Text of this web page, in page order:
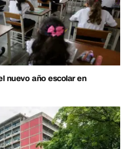
nuevo año escolar en